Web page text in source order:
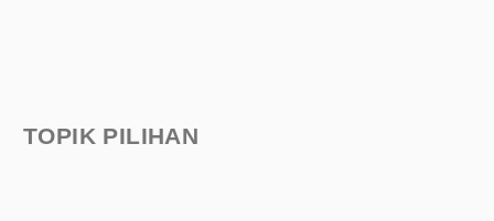
TOPIK PILIHAN